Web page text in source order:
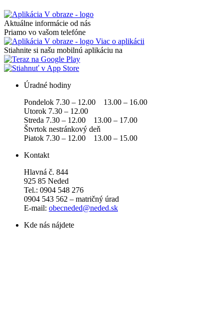
Aktuálne informácie od nás
Priamo vo vašom telefóne
Viac o aplikácii
Stiahnite si našu mobilnú aplikáciu na
Úradné hodiny
Pondelok 7.30 – 12.00 13.00 – 16.00
Utorok 7.30 – 12.00
Streda 7.30 – 12.00 13.00 – 17.00
Štvrtok nestránkový deň
Piatok 7.30 – 12.00 13.00 – 15.00
Kontakt
Hlavná č. 844
925 85 Neded
Tel.: 0904 548 276
0904 543 562 – matričný úrad
E-mail: obecneded@neded.sk
Kde nás nájdete